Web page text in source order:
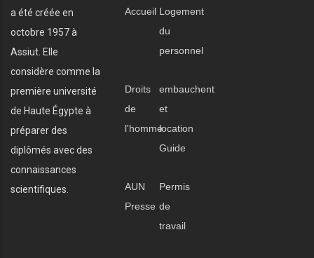
a été créée en
octobre 1957 à
Assiut. Elle
considère comme la
première université
de Haute Égypte à
préparer des
diplômés avec des
connaissances
scientifiques.
Accueil Logement
du
personnel
Droits
de
l'homme
embauchent
et
location
Guide
AUN
Presse
Permis
de
travail